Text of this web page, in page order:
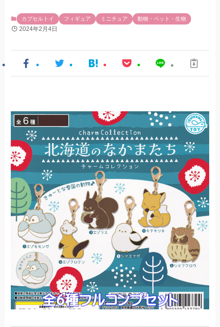
カプセルトイ フィギュア ミニチュア 動物・ペット・生物
2024年2月4日